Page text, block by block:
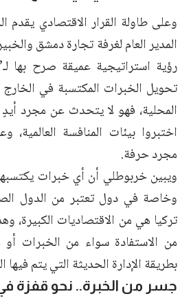
وعلى طاولة القرار الاقتصادي يقدم
المدير العام لغرفة تجارة دمشق
رؤية استراتيجية عميقة صرح بها
تحويل الخبرات المكتسبة في الخارج
المحلية، فهو لا يتحدث عن مجرد
اختبروا بيئات المنافسة العالمية،
مجرد حرفة.
ويبين خربوطلي أن أي خبرات
وخاصة في دول تعتبر من الدول
تركيا هي من الاقتصاديات الكبيرة،
من الاستفادة سواء من الخبرات
بطريقة الإدارة الحديثة التي يتم فيها
جسر من الخبرة.. نحو قفزة في